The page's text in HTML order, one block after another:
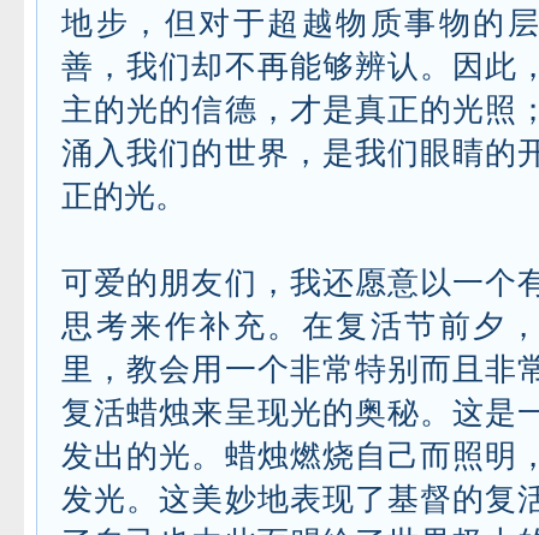
地步，但对于超越物质事物的
善，我们却不再能够辨认。因此
主的光的信德，才是真正的光照
涌入我们的世界，是我们眼睛的
正的光。
可爱的朋友们，我还愿意以一个
思考来作补充。在复活节前夕
里，教会用一个非常特别而且非
复活蜡烛来呈现光的奥秘。这是
发出的光。蜡烛燃烧自己而照明
发光。这美妙地表现了基督的复